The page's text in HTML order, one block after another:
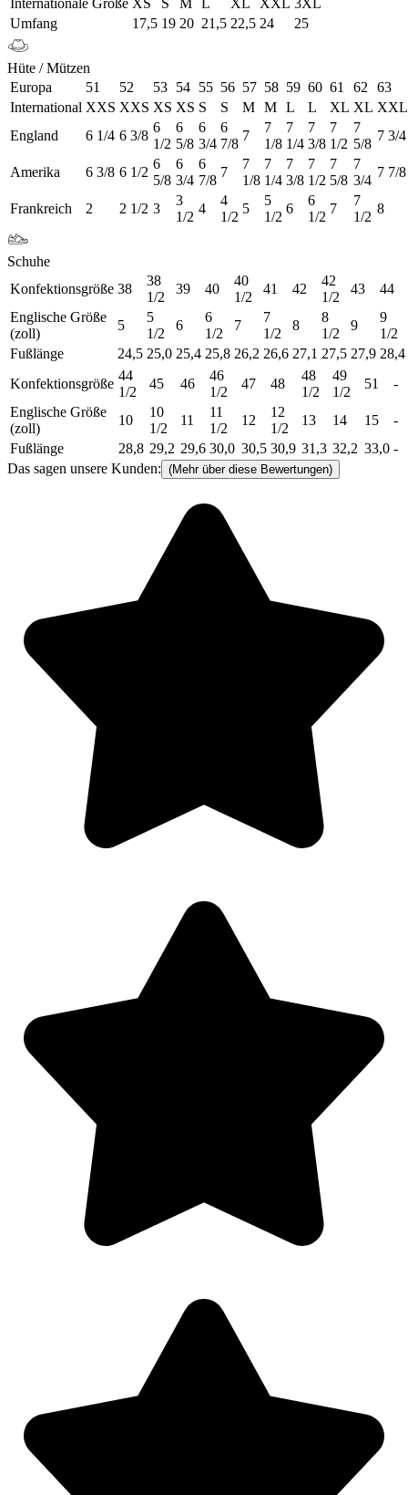
Internationale Größe XS S M L XL XXL 3XL
Umfang
17,5 19 20 21,5 22,5 24 25
Hüte / Mützen
Europa
51 52 53 54 55 56 57 58 59 60 61 62 63
International XXS XXS XS XS S S M M L L XL XL XXL
England
6 1/4 6 3/8
6
1/2
6
5/8
6
3/4
6
7/8
7
7
1/8
7
1/4
7
3/8
7
1/2
7
5/8
7 3/4
Amerika 6 3/8 6 1/2
6
5/8
6
3/4
6
7/8
7
7
1/8
7
1/4
7
3/8
7
1/2
7
5/8
7
3/4
7 7/8
Frankreich 2 2 1/2 3
3
1/2
4
4
1/2
5
5
1/2
6
6
1/2
7
7
1/2
8
Schuhe
Konfektionsgröße 38
38
1/2
39 40
40
1/2
41 42
42
1/2
43
44
Englische Größe
(zoll)
5
5
1/2
6
6
1/2
7
7
1/2
8
8
1/2
9
9
1/2
Fußlänge
24,5 25,0 25,4 25,8 26,2 26,6 27,1 27,5 27,9 28,4
Konfektionsgröße
44
1/2
45 46
46
1/2
47 48
48
1/2
49
1/2
51
-
Englische Größe
(zoll)
10
10
1/2
11
11
1/2
12
12
1/2
13 14 15
-
Fußlänge
28,8 29,2 29,6 30,0 30,5 30,9 31,3 32,2 33,0 -
Das sagen unsere Kunden: (Mehr über diese Bewertungen)